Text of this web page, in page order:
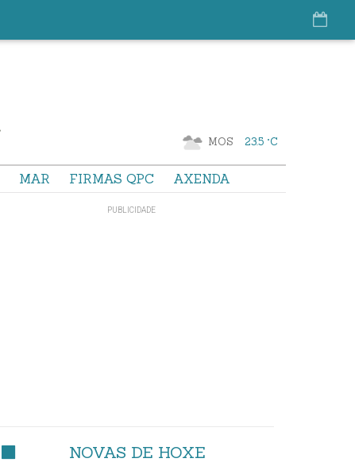
MOS 23.5 °C
MAR FIRMAS QPC AXENDA
NOVAS DE HOXE